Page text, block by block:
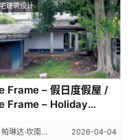
建筑设计
Frame – 假日度假屋 /
Frame – Holiday
南加拉｜Palinda
帕琳达·坎南加拉｜Palinda Kannangara 2026-04-04